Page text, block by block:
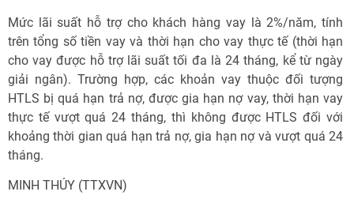
Mức lãi suất hỗ trợ cho khách hàng vay là 2%/năm, tính
trên tổng số tiền vay và thời hạn cho vay thực tế (thời hạn
cho vay được hỗ trợ lãi suất tối đa là 24 tháng, kể từ ngày
giải ngân). Trường hợp, các khoản vay thuộc đối tượng
HTLS bị quá hạn trả nợ, được gia hạn nợ vay, thời hạn vay
thực tế vượt quá 24 tháng, thì không được HTLS đối với
khoảng thời gian quá hạn trả nợ, gia hạn nợ và vượt quá 24
tháng.
MINH THÚY (TTXVN)